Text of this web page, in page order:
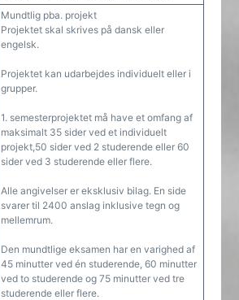
Mundtlig pba. projekt
Projektet skal skrives på dansk eller
engelsk.
Projektet kan udarbejdes individuelt eller i
grupper.
1. semesterprojektet må have et omfang af
maksimalt 35 sider ved et individuelt
projekt,50 sider ved 2 studerende eller 60
sider ved 3 studerende eller flere.
Alle angivelser er eksklusiv bilag. En side
svarer til 2400 anslag inklusive tegn og
mellemrum.
Den mundtlige eksamen har en varighed af
45 minutter ved én studerende, 60 minutter
ved to studerende og 75 minutter ved tre
studerende eller flere.